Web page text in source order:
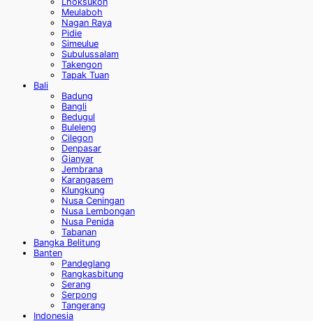
Meulaboh
Nagan Raya
Pidie
Simeulue
Subulussalam
Takengon
Tapak Tuan
Bali
Badung
Bangli
Bedugul
Buleleng
Cilegon
Denpasar
Gianyar
Jembrana
Karangasem
Klungkung
Nusa Ceningan
Nusa Lembongan
Nusa Penida
Tabanan
Bangka Belitung
Banten
Pandeglang
Rangkasbitung
Serang
Serpong
Tangerang
Indonesia